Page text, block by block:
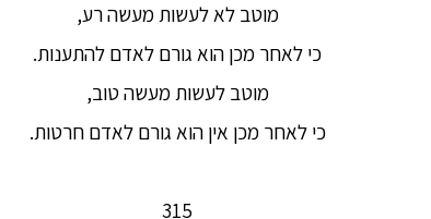
מוטב לא לעשות מעשה רע,
כי לאחר מכן הוא גורם לאדם להתענות.
מוטב לעשות מעשה טוב,
כי לאחר מכן אין הוא גורם לאדם חרטות.
315